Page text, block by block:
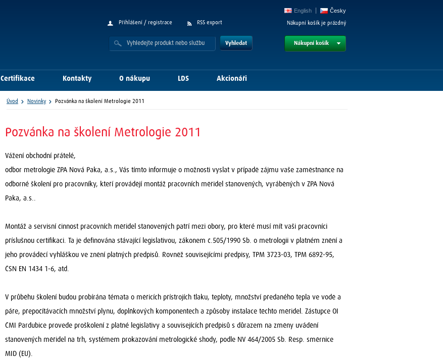
Pozvánka na školení Metrologie 2011
Vážení obchodní přátelé,
odbor metrologie ZPA Nová Paka, a.s., Vás tímto informuje o možnosti vyslat v případě zájmu vaše zaměstnance na
odborné školení pro pracovníky, kteří provádějí montáž pracovních měřidel stanovených, vyráběných v ZPA Nová
Paka, a.s..
Montáž a servisní činnost pracovních měřidel stanovených patří mezi obory, pro které musí mít vaši pracovníci
příslušnou certifikaci. Ta je definována stávající legislativou, zákonem č.505/1990 Sb. o metrologii v platném znění a
jeho prováděcí vyhláškou ve znění platných předpisů. Rovněž souvisejícími předpisy, TPM 3723-03, TPM 6892-95,
ČSN EN 1434 1-6, atd.
V průběhu školení budou probírána témata o měřicích přístrojích tlaku, teploty, množství předaného tepla ve vodě a
páře, přepočítávačích množství plynu, doplňkových komponentech a způsoby instalace těchto měřidel. Zástupce OI
ČMI Pardubice provede proškolení z platné legislativy a souvisejících předpisů s důrazem na změny uvádění
stanovených měřidel na trh, systémem prokazování metrologické shody, podle NV 464/2005 Sb. Resp. směrnice
MID (EU).
Přihlášení / registrace RSS export
Vyhledat
Nákupní košík je prázdný
Nákupní košík
Česky
English
Certifikace Kontakty O nákupu LDS Akcionáři
Úvod Novinky Pozvánka na školení Metrologie 2011